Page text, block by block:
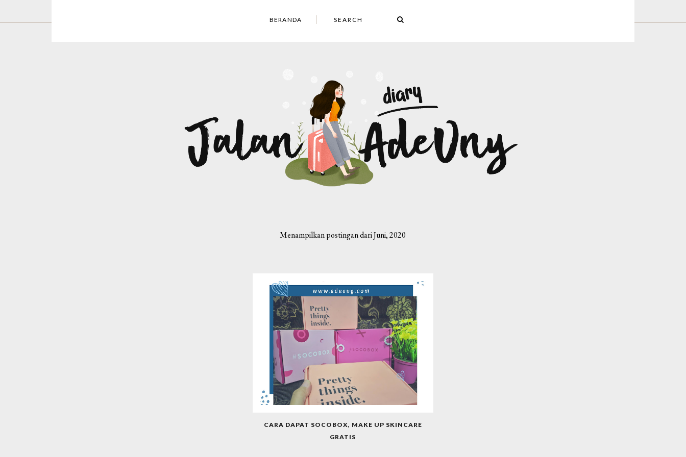
BERANDA
Menampilkan postingan dari Juni, 2020
CARA DAPAT SOCOBOX, MAKE UP SKINCARE
GRATIS